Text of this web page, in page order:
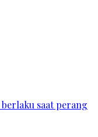
saat perang